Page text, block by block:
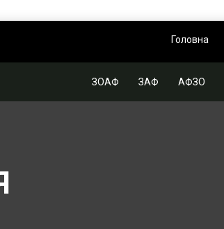
Головна
ЗОАФ ЗАФ АФЗО